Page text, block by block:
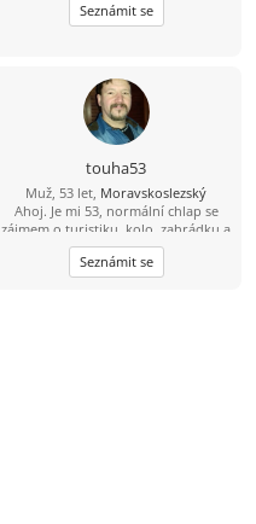
Seznámit se
touha53
Muž, 53 let, Moravskoslezský
Ahoj. Je mi 53, normální chlap se
zájmem o turistiku, kolo, zahrádku a
mazlení......
Seznámit se